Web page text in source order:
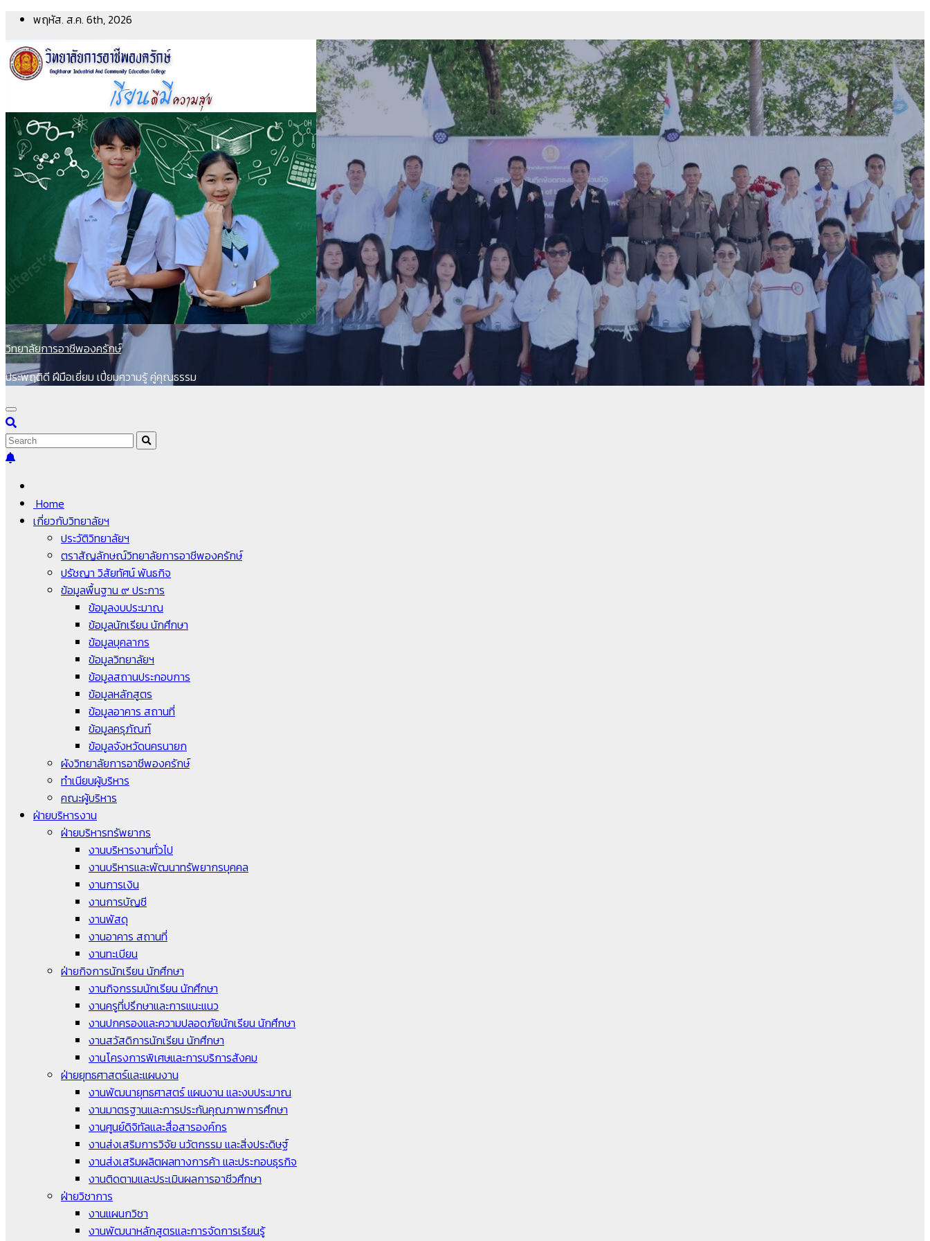
Skip
content
พฤหัส. ส.ค. 6th, 2026
วิทยาลัยการอาชีพองครักษ์
ประพฤติดี ฝีมือเยี่ยม เปี่ยมความรู้ คู่คุณธรรม
Home
เกี่ยวกับวิทยาลัยฯ
ประวัติวิทยาลัยฯ
ตราสัญลักษณ์วิทยาลัยการอาชีพองครักษ์
ปรัชญา วิสัยทัศน์ พันธกิจ
ข้อมูลพื้นฐาน ๙ ประการ
ข้อมูลงบประมาณ
ข้อมูลนักเรียน นักศึกษา
ข้อมูลบุคลากร
ข้อมูลวิทยาลัยฯ
ข้อมูลสถานประกอบการ
ข้อมูลหลักสูตร
ข้อมูลอาคาร สถานที่
ข้อมูลครุภัณฑ์
ข้อมูลจังหวัดนครนายก
ผังวิทยาลัยการอาชีพองครักษ์
ทำเนียบผู้บริหาร
คณะผู้บริหาร
ฝ่ายบริหารงาน
ฝ่ายบริหารทรัพยากร
งานบริหารงานทั่วไป
งานบริหารและพัฒนาทรัพยากรบุคคล
งานการเงิน
งานการบัญชี
งานพัสดุ
งานอาคาร สถานที่
งานทะเบียน
ฝ่ายกิจการนักเรียน นักศึกษา
งานกิจกรรมนักเรียน นักศึกษา
งานครูที่ปรึกษาและการแนะแนว
งานปกครองและความปลอดภัยนักเรียน นักศึกษา
งานสวัสดิการนักเรียน นักศึกษา
งานโครงการพิเศษและการบริการสังคม
ฝ่ายยุทธศาสตร์และแผนงาน
งานพัฒนายุทธศาสตร์ แผนงาน และงบประมาณ
งานมาตรฐานและการประกันคุณภาพการศึกษา
งานศูนย์ดิจิทัลและสื่อสารองค์กร
งานส่งเสริมการวิจัย นวัตกรรม และสิ่งประดิษฐ์
งานส่งเสริมผลิตผลทางการค้า และประกอบธุรกิจ
งานติดตามและประเมินผลการอาชีวศึกษา
ฝ่ายวิชาการ
งานแผนกวิชา
งานพัฒนาหลักสูตรและการจัดการเรียนรู้